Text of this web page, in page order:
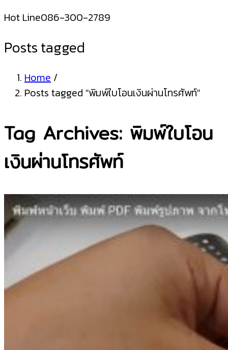
Hot Line086-300-2789
Posts tagged
Home /
Posts tagged "พิมพ์ใบโอนเงินผ่านโทรศัพท์"
Tag Archives: พิมพ์ใบโอน
เงินผ่านโทรศัพท์